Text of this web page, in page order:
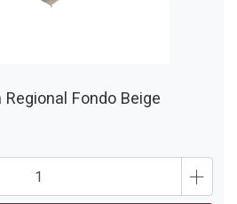
Fondo Beige
+